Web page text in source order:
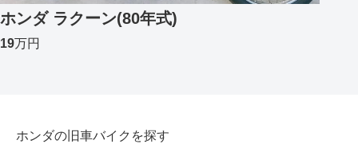
ホンダ ラクーン(80年式)
19万円
ホンダの旧車バイクを探す